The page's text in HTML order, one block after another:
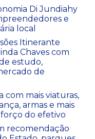
Di Jundiahy
e
local
Itinerante
Chaves com
estudo,
de
com mais viaturas,
armas e mais
do efetivo
recomendação